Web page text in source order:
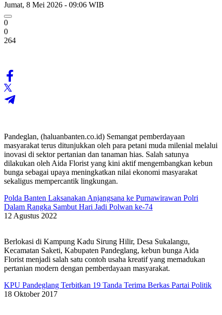
Jumat, 8 Mei 2026 - 09:06 WIB
0
0
264
Pandeglan, (haluanbanten.co.id) Semangat pemberdayaan
masyarakat terus ditunjukkan oleh para petani muda milenial melalui
inovasi di sektor pertanian dan tanaman hias. Salah satunya
dilakukan oleh Aida Florist yang kini aktif mengembangkan kebun
bunga sebagai upaya meningkatkan nilai ekonomi masyarakat
sekaligus mempercantik lingkungan.
Polda Banten Laksanakan Anjangsana ke Purnawirawan Polri
Dalam Rangka Sambut Hari Jadi Polwan ke-74
12 Agustus 2022
Berlokasi di Kampung Kadu Sirung Hilir, Desa Sukalangu,
Kecamatan Saketi, Kabupaten Pandeglang, kebun bunga Aida
Florist menjadi salah satu contoh usaha kreatif yang memadukan
pertanian modern dengan pemberdayaan masyarakat.
KPU Pandeglang Terbitkan 19 Tanda Terima Berkas Partai Politik
18 Oktober 2017